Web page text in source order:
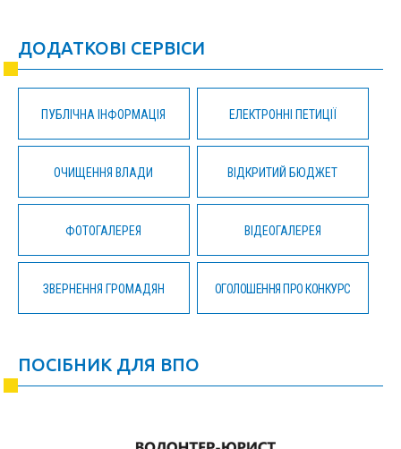
ДОДАТКОВІ СЕРВІСИ
ПУБЛІЧНА ІНФОРМАЦІЯ ЕЛЕКТРОННІ ПЕТИЦІЇ
ОЧИЩЕННЯ ВЛАДИ ВІДКРИТИЙ БЮДЖЕТ
ФОТОГАЛЕРЕЯ ВІДЕОГАЛЕРЕЯ
ЗВЕРНЕННЯ ГРОМАДЯН ОГОЛОШЕННЯ ПРО КОНКУРС
ПОСІБНИК ДЛЯ ВПО